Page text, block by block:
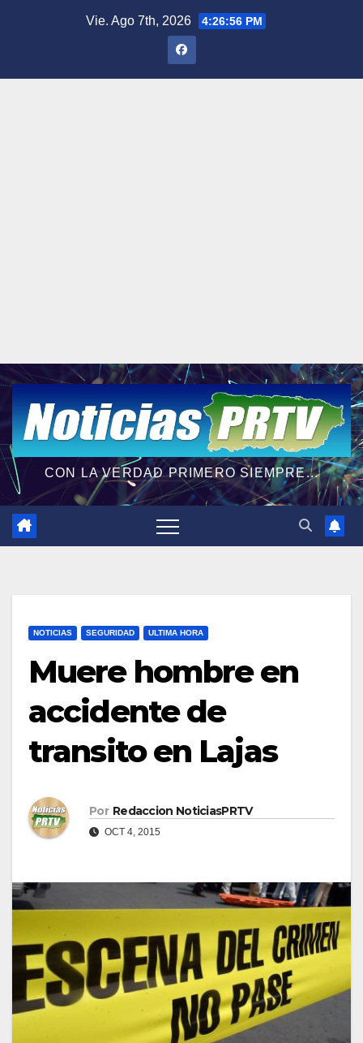
Vie. Ago 7th, 2026 4:26:57 PM
CON LA VERDAD PRIMERO SIEMPRE...
NOTICIAS SEGURIDAD ULTIMA HORA
Muere hombre en
accidente de
transito en Lajas
Por Redaccion NoticiasPRTV
OCT 4, 2015